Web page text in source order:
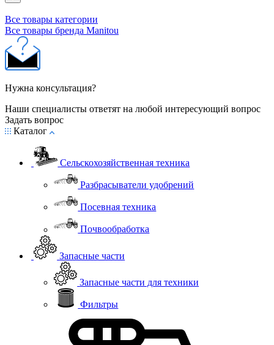
Все товары категории
Все товары бренда Manitou
Нужна консультация?
Наши специалисты ответят на любой интересующий вопрос
Задать вопрос
Каталог
Сельскохозяйственная техника
Разбрасыватели удобрений
Посевная техника
Почвообработка
Запасные части
Запасные части для техники
Фильтры